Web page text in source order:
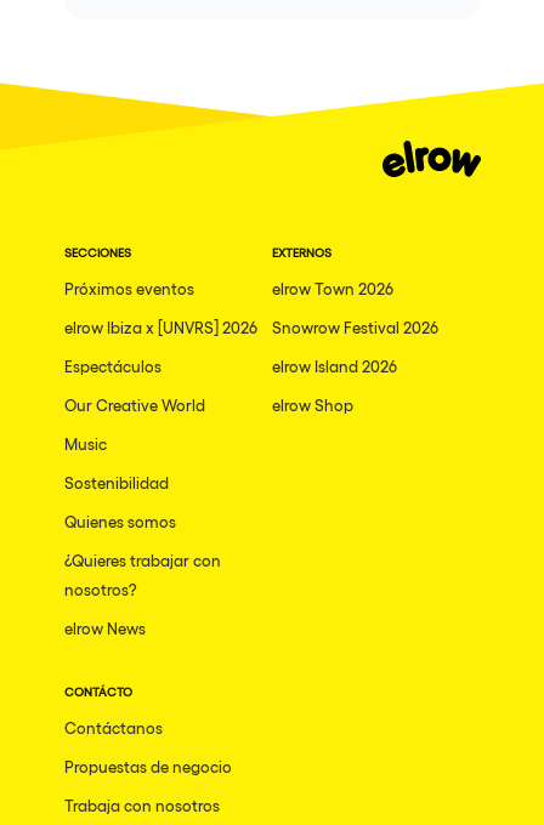
SECCIONES
Próximos eventos
elrow Ibiza x [UNVRS] 2026
Espectáculos
Our Creative World
Music
Sostenibilidad
Quienes somos
¿Quieres trabajar con
nosotros?
elrow News
EXTERNOS
elrow Town 2026
Snowrow Festival 2026
elrow Island 2026
elrow Shop
CONTÁCTO
Contáctanos
Propuestas de negocio
Trabaja con nosotros